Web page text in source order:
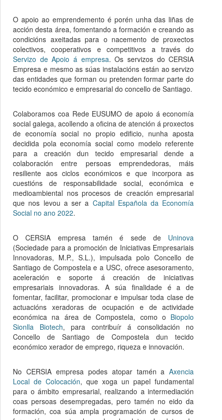
O apoio ao emprendemento é porén unha das liñas de
acción desta área, fomentando a formación e creando as
condicións axeitadas para o nacemento de proxectos
colectivos, cooperativos e competitivos a través do
Servizo de Apoio á empresa. Os servizos do CERSIA
Empresa e mesmo as súas instalacións están ao servizo
das entidades que forman ou pretenden formar parte do
tecido económico e empresarial do concello de Santiago.
Colaboramos coa Rede EUSUMO de apoio á economía
social galega, acollendo a oficina de atención á proxectos
de economía social no propio edificio, nunha aposta
decidida pola economía social como modelo referente
para a creación dun tecido empresarial dende a
colaboración entre persoas emprendedoras, máis
resiliente aos ciclos económicos e que incorpora as
cuestións de responsabilidade social, económica e
medioambiental nos procesos de creación empresarial
que nos levou a ser a Capital Española da Economía
Social no ano 2022.
O CERSIA empresa tamén é sede de Uninova
(Sociedade para a promoción de Iniciativas Empresariais
Innovadoras, M.P., S.L.), impulsada polo Concello de
Santiago de Compostela e a USC, ofrece asesoramento,
aceleración e soporte á creación de iniciativas
empresariais innovadoras. A súa finalidade é a de
fomentar, facilitar, promocionar e impulsar toda clase de
actuacións xeradoras de ocupación e de actividade
económica na área de Compostela, como o Biopolo
Sionlla Biotech, para contribuír á consolidación no
Concello de Santiago de Compostela dun tecido
económico xerador de emprego, riqueza e innovación.
No CERSIA empresa podes atopar tamén aAxencia
Local de Colocación, que xoga un papel fundamental
para o ámbito empresarial, realizando a intermediación
coas persoas desempregadas, pero tamén no eido da
formación, coa súa ampla programación de cursos de